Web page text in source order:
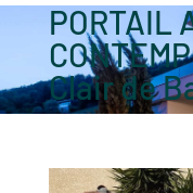
PORTAIL
Clair de